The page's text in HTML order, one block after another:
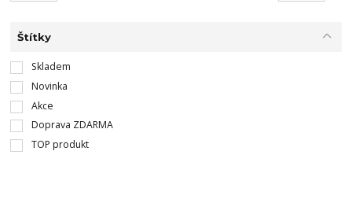
Štítky
Skladem
Novinka
Akce
Doprava ZDARMA
TOP produkt